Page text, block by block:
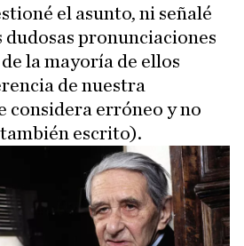
el asunto, ni señalé
dudosas pronunciaciones
la mayoría de ellos
de nuestra
considera erróneo y no
escrito).